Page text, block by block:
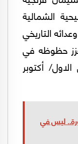
الشمالية
التاريخي
حظوظه في
أكتوبر
ليس في